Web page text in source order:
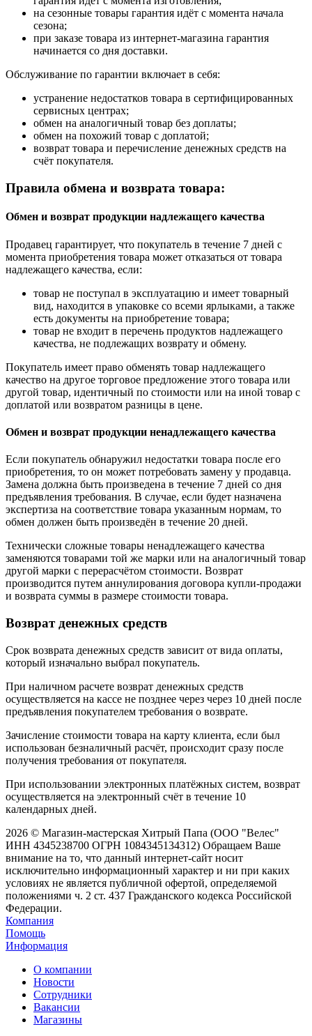
на сезонные товары гарантия идёт с момента начала
сезона;
при заказе товара из интернет-магазина гарантия
начинается со дня доставки.
Обслуживание по гарантии включает в себя:
устранение недостатков товара в сертифицированных
сервисных центрах;
обмен на аналогичный товар без доплаты;
обмен на похожий товар с доплатой;
возврат товара и перечисление денежных средств на
счёт покупателя.
Правила обмена и возврата товара:
Обмен и возврат продукции надлежащего качества
Продавец гарантирует, что покупатель в течение 7 дней с
момента приобретения товара может отказаться от товара
надлежащего качества, если:
товар не поступал в эксплуатацию и имеет товарный
вид, находится в упаковке со всеми ярлыками, а также
есть документы на приобретение товара;
товар не входит в перечень продуктов надлежащего
качества, не подлежащих возврату и обмену.
Покупатель имеет право обменять товар надлежащего
качество на другое торговое предложение этого товара или
другой товар, идентичный по стоимости или на иной товар с
доплатой или возвратом разницы в цене.
Обмен и возврат продукции ненадлежащего качества
Если покупатель обнаружил недостатки товара после его
приобретения, то он может потребовать замену у продавца.
Замена должна быть произведена в течение 7 дней со дня
предъявления требования. В случае, если будет назначена
экспертиза на соответствие товара указанным нормам, то
обмен должен быть произведён в течение 20 дней.
Технически сложные товары ненадлежащего качества
заменяются товарами той же марки или на аналогичный товар
другой марки с перерасчётом стоимости. Возврат
производится путем аннулирования договора купли-продажи
и возврата суммы в размере стоимости товара.
Возврат денежных средств
Срок возврата денежных средств зависит от вида оплаты,
который изначально выбрал покупатель.
При наличном расчете возврат денежных средств
осуществляется на кассе не позднее через через 10 дней после
предъявления покупателем требования о возврате.
Зачисление стоимости товара на карту клиента, если был
использован безналичный расчёт, происходит сразу после
получения требования от покупателя.
При использовании электронных платёжных систем, возврат
осуществляется на электронный счёт в течение 10
календарных дней.
2026 © Магазин-мастерская Хитрый Папа (ООО "Велес"
ИНН 4345238700 ОГРН 1084345134312) Обращаем Ваше
внимание на то, что данный интернет-сайт носит
исключительно информационный характер и ни при каких
условиях не является публичной офертой, определяемой
положениями ч. 2 ст. 437 Гражданского кодекса Российской
Федерации.
Компания
Помощь
Информация
О компании
Новости
Сотрудники
Вакансии
Магазины